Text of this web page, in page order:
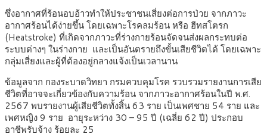
ซึ่งอากาศที่ร้อนอบอ้าวทำให้ประชาชนเสี่ยงต่อการป่วย จากภาวะ
อากาศร้อนได้ง่ายขึ้น โดยเฉพาะโรคลมร้อน หรือ ฮีทสโตรก
(Heatstroke) ที่เกิดจากภาวะที่ร่างกายร้อนจัดจนส่งผลกระทบต่อ
ระบบต่างๆ ในร่างกาย และเป็นอันตรายถึงขั้นเสียชีวิตได้ โดยเฉพาะ
กลุ่มเสี่ยงและผู้ที่ต้องอยู่กลางแจ้งเป็นเวลานาน
ข้อมูลจาก กองระบาดวิทยา กรมควบคุมโรค รวบรวมรายงานการเสีย
ชีวิตที่อาจจะเกี่ยวข้องกับความร้อน จากภาวะอากาศร้อนในปี พ.ศ.
2567 พบรายงานผู้เสียชีวิตทั้งสิ้น 63 ราย เป็นเพศชาย 54 ราย และ
เพศหญิง 9 ราย อายุระหว่าง 30 – 95 ปี (เฉลี่ย 62 ปี) ประกอบ
อาชีพรับจ้าง ร้อยละ 25